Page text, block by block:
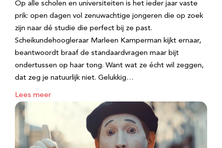
Op alle scholen en universiteiten is het ieder jaar vaste
prik: open dagen vol zenuwachtige jongeren die op zoek
zijn naar dé studie die perfect bij ze past.
Scheikundehoogleraar Marleen Kamperman kijkt ernaar,
beantwoordt braaf de standaardvragen maar bijt
ondertussen op haar tong. Want wat ze écht wil zeggen,
dat zeg je natuurlijk niet. Gelukkig…
Lees meer